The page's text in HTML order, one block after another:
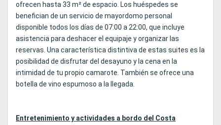
ofrecen hasta 33 m² de espacio. Los huéspedes se
benefician de un servicio de mayordomo personal
disponible todos los días de 07:00 a 22:00, que incluye
asistencia para deshacer el equipaje y organizar las
reservas. Una característica distintiva de estas suites es la
posibilidad de disfrutar del desayuno y la cena en la
intimidad de tu propio camarote. También se ofrece una
botella de vino espumoso a la llegada.
Entretenimiento y actividades a bordo del Costa